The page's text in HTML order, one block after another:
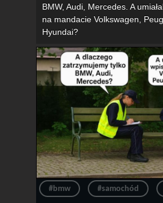
BMW, Audi, Mercedes. A
na mandacie Volkswagen,
Hyundai?
#bmw #samochód